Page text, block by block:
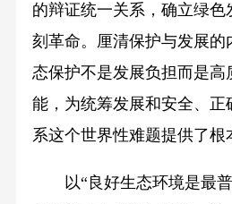
的辩证统一关系，确立绿色
刻革命。厘清保护与发展的
态保护不是发展负担而是高
能，为统筹发展和安全、正
系这个世界性难题提供了根
以“良好生态环境是最普